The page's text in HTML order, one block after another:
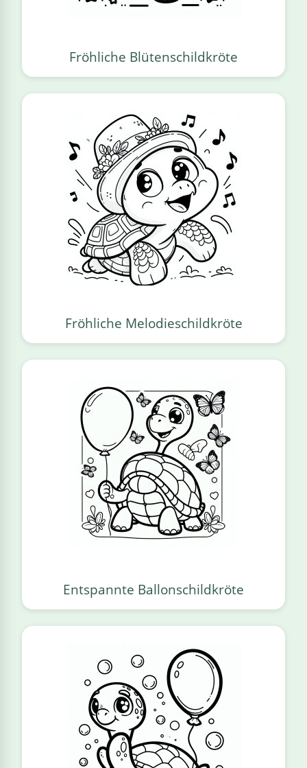
Fröhliche Blütenschildkröte
Fröhliche Melodieschildkröte
Entspannte Ballonschildkröte